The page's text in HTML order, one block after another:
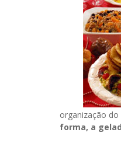
organização
forma, a